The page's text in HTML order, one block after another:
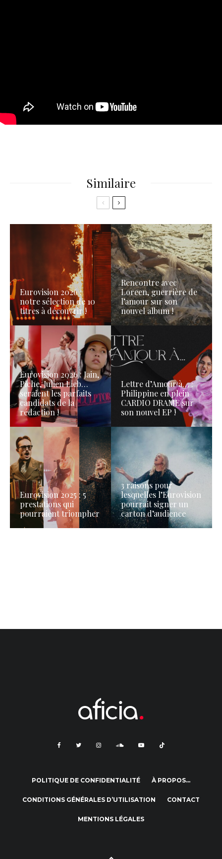
Similaire
Eurovision 2026 :
notre sélection de 10
titres à découvrir !
Rencontre avec
Loreen, guerrière de
l’amour sur son
nouvel album !
Eurovision 2026 : Jain,
Piche, Julien Lieb…
seraient les parfaits
candidats de la
rédaction !
Lettre d’Amour à… :
Philippine en plein
CARDIO DRAME sur
son nouvel EP !
Eurovision 2025 : 5
prestations qui
pourraient triompher
3 raisons pour
lesquelles l’Eurovision
pourrait signer un
carton d’audience
POLITIQUE DE CONFIDENTIALITÉ À PROPOS…
CONDITIONS GÉNÉRALES D’UTILISATION CONTACT
MENTIONS LÉGALES